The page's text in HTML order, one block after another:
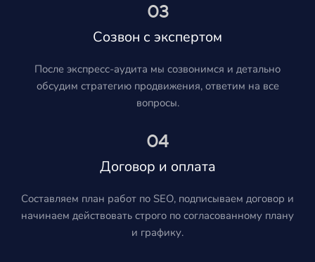
03
Созвон с экспертом
После экспресс-аудита мы созвонимся и детально
обсудим стратегию продвижения, ответим на все
вопросы.
04
Договор и оплата
Составляем план работ по SEO, подписываем договор и
начинаем действовать строго по согласованному плану
и графику.